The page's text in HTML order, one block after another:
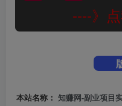
----》
本站名称： 知赚网-副业项目